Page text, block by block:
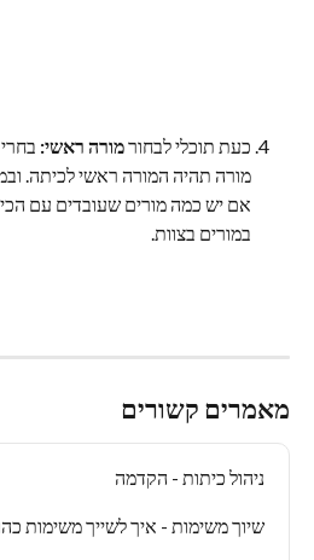
כעת תוכלי לבחור מורה ראשי:
מורה תהיה המורה ראשי לכיתה.
אם יש כמה מורים שעובדים עם
במורים בצוות.
מאמרים קשורים
ניהול כיתות - הקדמה
שיוך משימות - איך לשייך משימות